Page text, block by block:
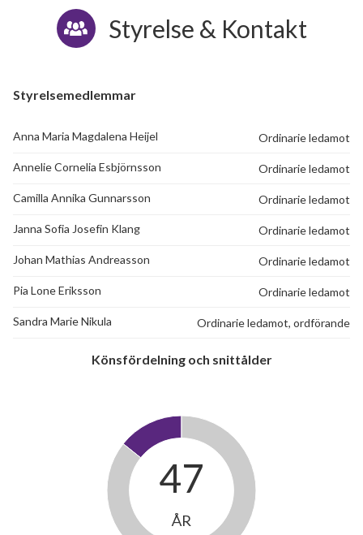
Munkegärdegatan 199
Munkegärdegatan 203
Munkegärdegatan 205 2
Munkegärdegatan 211
Munkegärdegatan 213 -
Munkegärdegatan 215 1 -
Munkegärdegatan 217 1
Munkegärdegatan 221
Munkegärdegatan 223
Munkegärdegatan 225
Styrelse & Kontakt
Styrelsemedlemmar
Anna Maria Magdalena Heijel Ordinarie ledamot
Annelie Cornelia Esbjörnsson Ordinarie ledamot
Camilla Annika Gunnarsson Ordinarie ledamot
Janna Sofia Josefin Klang Ordinarie ledamot
Johan Mathias Andreasson Ordinarie ledamot
Pia Lone Eriksson Ordinarie ledamot
Sandra Marie Nikula Ordinarie ledamot, ordförande
Könsfördelning och snittålder
47
ÅR